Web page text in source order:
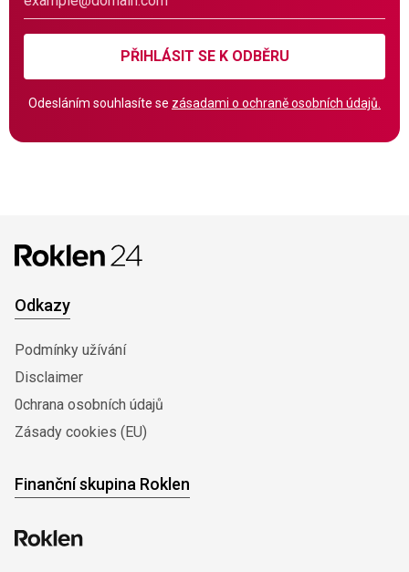
PŘIHLÁSIT SE K ODBĚRU
Odesláním souhlasíte se zásadami o ochraně osobních údajů.
Odkazy
Podmínky užívání
Disclaimer
0chrana osobních údajů
Zásady cookies (EU)
Finanční skupina Roklen